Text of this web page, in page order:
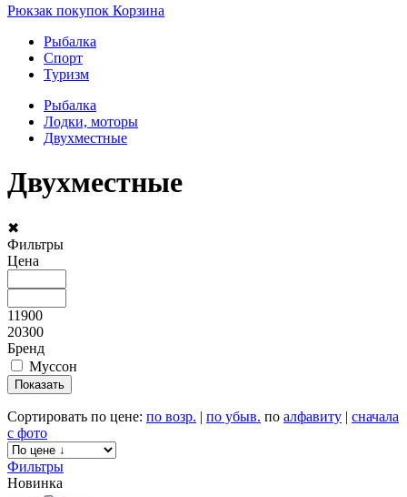
Рюкзак покупок Корзина
Рыбалка
Спорт
Туризм
Рыбалка
Лодки, моторы
Двухместные
Двухместные
✖
Фильтры
Цена
11900
20300
Бренд
Муссон
Сортировать по цене: по возр. | по убыв. по алфавиту | сначала
с фото
Фильтры
Новинка